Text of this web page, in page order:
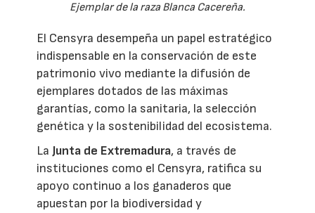
Ejemplar de la raza Blanca Cacereña.
El Censyra desempeña un papel estratégico
indispensable en la conservación de este
patrimonio vivo mediante la difusión de
ejemplares dotados de las máximas
garantías, como la sanitaria, la selección
genética y la sostenibilidad del ecosistema.
La Junta de Extremadura, a través de
instituciones como el Censyra, ratifica su
apoyo continuo a los ganaderos que
apuestan por la biodiversidad y